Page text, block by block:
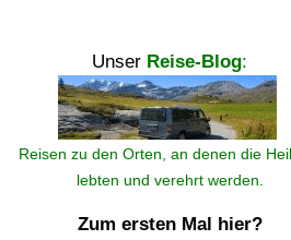
Unser Reise-Blog:
Reisen zu den Orten, an denen die
lebten und verehrt werden.
Zum ersten Mal hier?